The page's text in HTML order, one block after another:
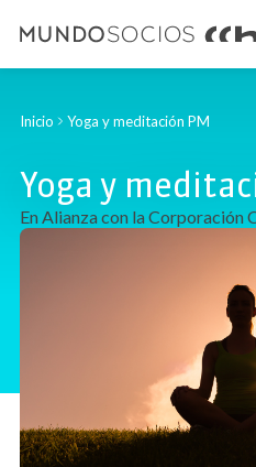
Inicio Yoga y meditación PM
Yoga y
En Alianza con la Corporación